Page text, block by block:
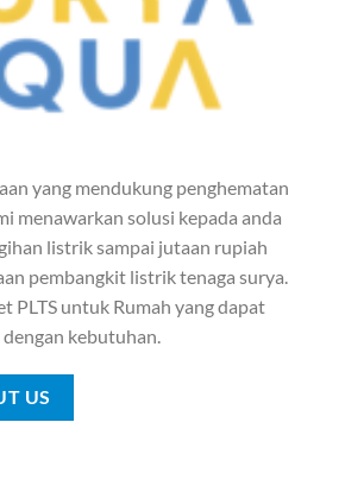
yang mendukung penghematan
menawarkan solusi kepada anda
listrik sampai jutaan rupiah
pembangkit listrik tenaga surya.
PLTS untuk Rumah yang dapat
kebutuhan.
US